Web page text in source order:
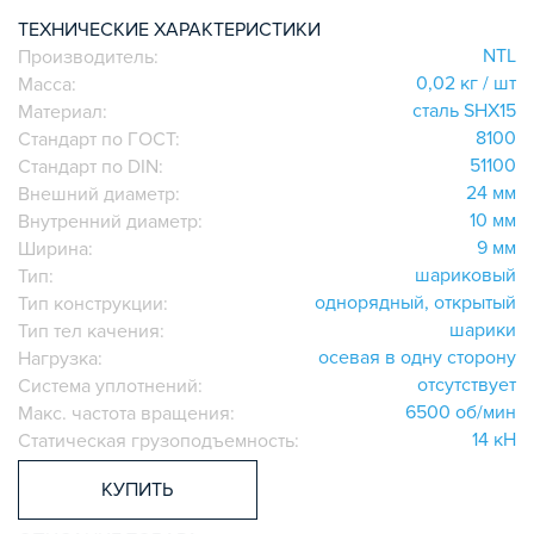
ИГОЛЬЧАТЫЕ РОЛИКОВЫЕ
ЛИНЕЙНЫЕ СОЕДИНИТЕЛИ
ДОПОЛНИТЕЛЬНАЯ ОБРАБОТКА
ПАРАЛЛЕЛЬНЫЕ СОЕДИНИТЕЛИ
ПРОМЫШЛЕННАЯ МЕБЕЛЬ
СИСТЕМА ЛЕСТНИЦ И ПЛАТФОРМ
БЫСТРЫЕ СОЕДИНИТЕЛИ
ВИНТОВЫЕ СОЕДИНИТЕЛИ И ВТУЛКИ
ШАРНИРНЫЕ И ПОДВИЖНЫЕ СОЕДИНИТЕЛИ
НАБОРЫ
ПЕТЛИ, РУЧКИ, ЗАМКИ, ЗАЩЕЛКИ
ЭЛЕМЕНТЫ ДЛЯ КРЕПЛЕНИЯ КАБЕЛЕЙ,
ПАНЕЛЕЙ, ЛИСТА, СЕТКИ
ТЕХНИЧЕСКИЕ ХАРАКТЕРИСТИКИ
Производитель:
NTL
Масса:
0,02 кг / шт
Материал:
сталь SHX15
Стандарт по ГОСТ:
8100
Стандарт по DIN:
51100
Внешний диаметр:
24 мм
Внутренний диаметр:
10 мм
Ширина:
9 мм
Тип:
шариковый
Тип конструкции:
однорядный, открытый
Тип тел качения:
шарики
Нагрузка:
осевая в одну сторону
Система уплотнений:
отсутствует
Макс. частота вращения:
6500 об/мин
Статическая грузоподъемность:
14 кН
КУПИТЬ